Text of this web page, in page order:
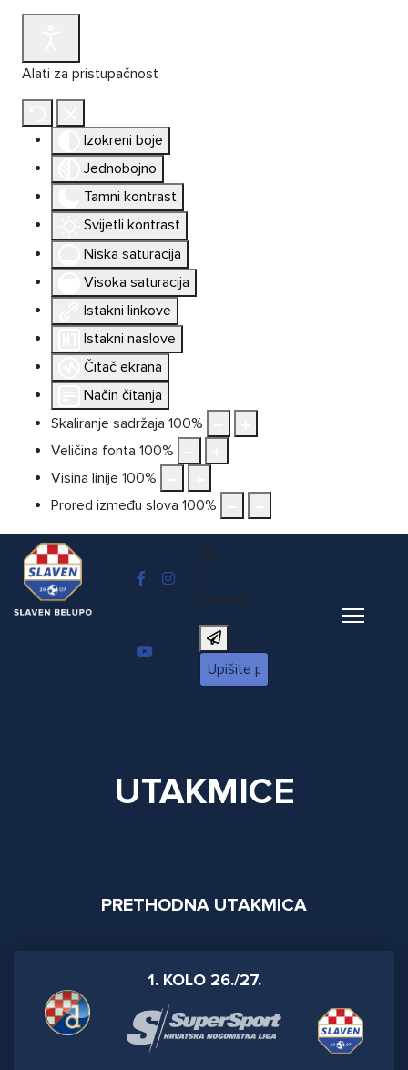
Alati za pristupačnost
Izokreni boje
Jednobojno
Tamni kontrast
Svijetli kontrast
Niska saturacija
Visoka saturacija
Istakni linkove
Istakni naslove
Čitač ekrana
Način čitanja
Skaliranje sadržaja 100%
Veličina fonta 100%
Visina linije 100%
Prored između slova 100%
X
Pretraga
UTAKMICE
PRETHODNA UTAKMICA
1. KOLO 26./27.